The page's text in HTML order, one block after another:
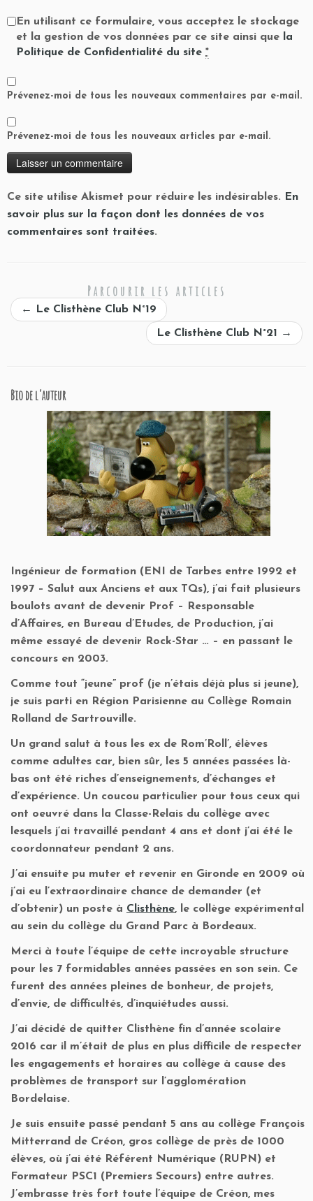
En utilisant ce formulaire, vous acceptez le stockage
et la gestion de vos données par ce site ainsi que
la
Politique de Confidentialité du site *
Prévenez-moi de tous les nouveaux commentaires par e-mail.
Prévenez-moi de tous les nouveaux articles par e-mail.
Ce site utilise Akismet pour réduire les indésirables.
En
savoir plus sur la façon dont les données de vos
commentaires sont traitées.
Parcourir les articles
← Le Clisthène Club N°19
Le Clisthène Club N°21 →
Bio de l’auteur
Ingénieur de formation (ENI de Tarbes entre 1992 et
1997 – Salut aux Anciens et aux TQs), j’ai fait plusieurs
boulots avant de devenir Prof – Responsable
d’Affaires, en Bureau d’Etudes, de Production, j’ai
même essayé de devenir Rock-Star … – en passant le
concours en 2003.
Comme tout “jeune” prof (je n’étais déjà plus si jeune),
je suis parti en Région Parisienne au Collège Romain
Rolland de Sartrouville.
Un grand salut à tous les ex de Rom’Roll’, élèves
comme adultes car, bien sûr, les 5 années passées là-
bas ont été riches d’enseignements, d’échanges et
d’expérience. Un coucou particulier pour tous ceux qui
ont oeuvré dans la Classe-Relais du collège avec
lesquels j’ai travaillé pendant 4 ans et dont j’ai été le
coordonnateur pendant 2 ans.
J’ai ensuite pu muter et revenir en Gironde en 2009 où
j’ai eu l’extraordinaire chance de demander (et
d’obtenir) un poste à Clisthène, le collège expérimental
au sein du collège du Grand Parc à Bordeaux.
Merci à toute l’équipe de cette incroyable structure
pour les 7 formidables années passées en son sein. Ce
furent des années pleines de bonheur, de projets,
d’envie, de difficultés, d’inquiétudes aussi.
J’ai décidé de quitter Clisthène fin d’année scolaire
2016 car il m’était de plus en plus difficile de respecter
les engagements et horaires au collège à cause des
problèmes de transport sur l’agglomération
Bordelaise.
Je suis ensuite passé pendant 5 ans au collège François
Mitterrand de Créon, gros collège de près de 1000
élèves, où j’ai été Référent Numérique (RUPN) et
Formateur PSC1 (Premiers Secours) entre autres.
J’embrasse très fort toute l’équipe de Créon, mes